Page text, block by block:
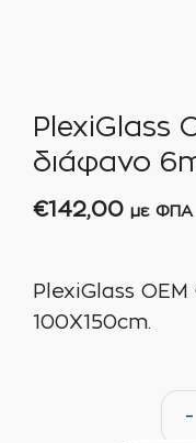
PlexiGlass
διάφανο
€142,00 με ΦΠΑ
PlexiGlass
100X150cm.
-